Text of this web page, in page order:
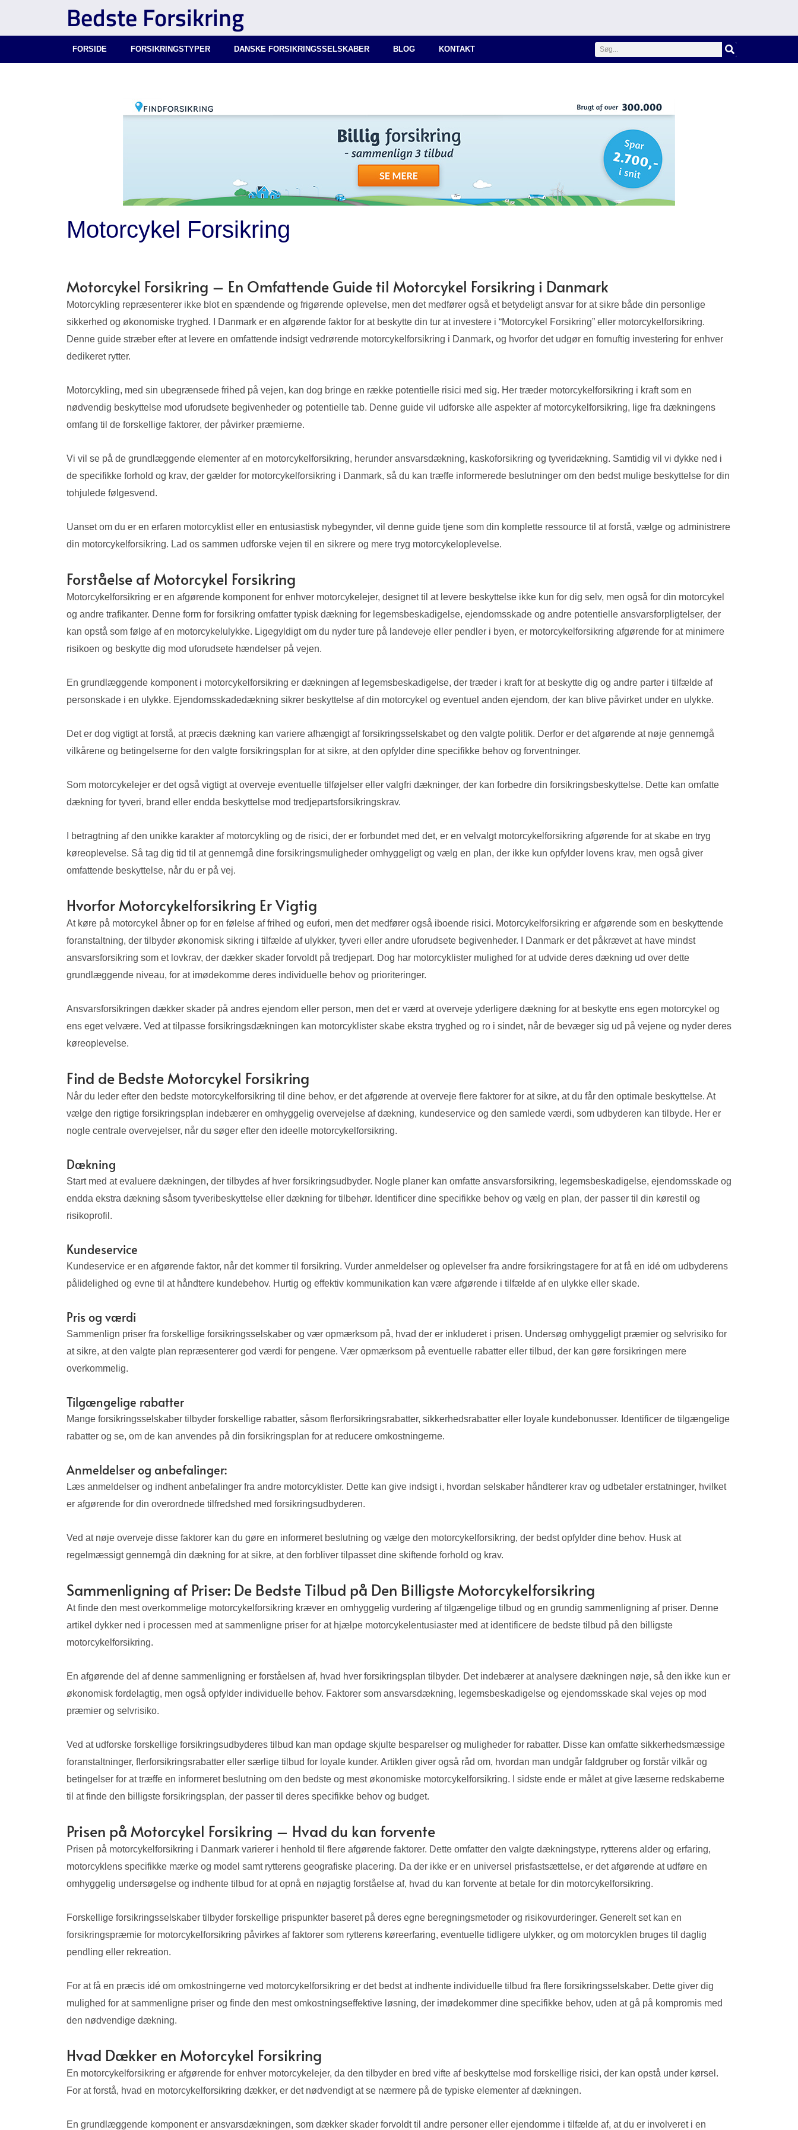
Bedste Forsikring
FORSIDE FORSIKRINGSTYPER DANSKE FORSIKRINGSSELSKABER BLOG KONTAKT
Motorcykel Forsikring
Motorcykel Forsikring – En Omfattende Guide til Motorcykel Forsikring i Danmark
Motorcykling repræsenterer ikke blot en spændende og frigørende oplevelse, men det medfører også et betydeligt ansvar for at sikre både din personlige
sikkerhed og økonomiske tryghed. I Danmark er en afgørende faktor for at beskytte din tur at investere i “Motorcykel Forsikring” eller motorcykelforsikring.
Denne guide stræber efter at levere en omfattende indsigt vedrørende motorcykelforsikring i Danmark, og hvorfor det udgør en fornuftig investering for enhver
dedikeret rytter.
Motorcykling, med sin ubegrænsede frihed på vejen, kan dog bringe en række potentielle risici med sig. Her træder motorcykelforsikring i kraft som en
nødvendig beskyttelse mod uforudsete begivenheder og potentielle tab. Denne guide vil udforske alle aspekter af motorcykelforsikring, lige fra dækningens
omfang til de forskellige faktorer, der påvirker præmierne.
Vi vil se på de grundlæggende elementer af en motorcykelforsikring, herunder ansvarsdækning, kaskoforsikring og tyveridækning. Samtidig vil vi dykke ned i
de specifikke forhold og krav, der gælder for motorcykelforsikring i Danmark, så du kan træffe informerede beslutninger om den bedst mulige beskyttelse for din
tohjulede følgesvend.
Uanset om du er en erfaren motorcyklist eller en entusiastisk nybegynder, vil denne guide tjene som din komplette ressource til at forstå, vælge og administrere
din motorcykelforsikring. Lad os sammen udforske vejen til en sikrere og mere tryg motorcykeloplevelse.
Forståelse af Motorcykel Forsikring
Motorcykelforsikring er en afgørende komponent for enhver motorcykelejer, designet til at levere beskyttelse ikke kun for dig selv, men også for din motorcykel
og andre trafikanter. Denne form for forsikring omfatter typisk dækning for legemsbeskadigelse, ejendomsskade og andre potentielle ansvarsforpligtelser, der
kan opstå som følge af en motorcykelulykke. Ligegyldigt om du nyder ture på landeveje eller pendler i byen, er motorcykelforsikring afgørende for at minimere
risikoen og beskytte dig mod uforudsete hændelser på vejen.
En grundlæggende komponent i motorcykelforsikring er dækningen af legemsbeskadigelse, der træder i kraft for at beskytte dig og andre parter i tilfælde af
personskade i en ulykke. Ejendomsskadedækning sikrer beskyttelse af din motorcykel og eventuel anden ejendom, der kan blive påvirket under en ulykke.
Det er dog vigtigt at forstå, at præcis dækning kan variere afhængigt af forsikringsselskabet og den valgte politik. Derfor er det afgørende at nøje gennemgå
vilkårene og betingelserne for den valgte forsikringsplan for at sikre, at den opfylder dine specifikke behov og forventninger.
Som motorcykelejer er det også vigtigt at overveje eventuelle tilføjelser eller valgfri dækninger, der kan forbedre din forsikringsbeskyttelse. Dette kan omfatte
dækning for tyveri, brand eller endda beskyttelse mod tredjepartsforsikringskrav.
I betragtning af den unikke karakter af motorcykling og de risici, der er forbundet med det, er en velvalgt motorcykelforsikring afgørende for at skabe en tryg
køreoplevelse. Så tag dig tid til at gennemgå dine forsikringsmuligheder omhyggeligt og vælg en plan, der ikke kun opfylder lovens krav, men også giver
omfattende beskyttelse, når du er på vej.
Hvorfor Motorcykelforsikring Er Vigtig
At køre på motorcykel åbner op for en følelse af frihed og eufori, men det medfører også iboende risici. Motorcykelforsikring er afgørende som en beskyttende
foranstaltning, der tilbyder økonomisk sikring i tilfælde af ulykker, tyveri eller andre uforudsete begivenheder. I Danmark er det påkrævet at have mindst
ansvarsforsikring som et lovkrav, der dækker skader forvoldt på tredjepart. Dog har motorcyklister mulighed for at udvide deres dækning ud over dette
grundlæggende niveau, for at imødekomme deres individuelle behov og prioriteringer.
Ansvarsforsikringen dækker skader på andres ejendom eller person, men det er værd at overveje yderligere dækning for at beskytte ens egen motorcykel og
ens eget velvære. Ved at tilpasse forsikringsdækningen kan motorcyklister skabe ekstra tryghed og ro i sindet, når de bevæger sig ud på vejene og nyder deres
køreoplevelse.
Find de Bedste Motorcykel Forsikring
Når du leder efter den bedste motorcykelforsikring til dine behov, er det afgørende at overveje flere faktorer for at sikre, at du får den optimale beskyttelse. At
vælge den rigtige forsikringsplan indebærer en omhyggelig overvejelse af dækning, kundeservice og den samlede værdi, som udbyderen kan tilbyde. Her er
nogle centrale overvejelser, når du søger efter den ideelle motorcykelforsikring.
Dækning
Start med at evaluere dækningen, der tilbydes af hver forsikringsudbyder. Nogle planer kan omfatte ansvarsforsikring, legemsbeskadigelse, ejendomsskade og
endda ekstra dækning såsom tyveribeskyttelse eller dækning for tilbehør. Identificer dine specifikke behov og vælg en plan, der passer til din kørestil og
risikoprofil.
Kundeservice
Kundeservice er en afgørende faktor, når det kommer til forsikring. Vurder anmeldelser og oplevelser fra andre forsikringstagere for at få en idé om udbyderens
pålidelighed og evne til at håndtere kundebehov. Hurtig og effektiv kommunikation kan være afgørende i tilfælde af en ulykke eller skade.
Pris og værdi
Sammenlign priser fra forskellige forsikringsselskaber og vær opmærksom på, hvad der er inkluderet i prisen. Undersøg omhyggeligt præmier og selvrisiko for
at sikre, at den valgte plan repræsenterer god værdi for pengene. Vær opmærksom på eventuelle rabatter eller tilbud, der kan gøre forsikringen mere
overkommelig.
Tilgængelige rabatter
Mange forsikringsselskaber tilbyder forskellige rabatter, såsom flerforsikringsrabatter, sikkerhedsrabatter eller loyale kundebonusser. Identificer de tilgængelige
rabatter og se, om de kan anvendes på din forsikringsplan for at reducere omkostningerne.
Anmeldelser og anbefalinger:
Læs anmeldelser og indhent anbefalinger fra andre motorcyklister. Dette kan give indsigt i, hvordan selskaber håndterer krav og udbetaler erstatninger, hvilket
er afgørende for din overordnede tilfredshed med forsikringsudbyderen.
Ved at nøje overveje disse faktorer kan du gøre en informeret beslutning og vælge den motorcykelforsikring, der bedst opfylder dine behov. Husk at
regelmæssigt gennemgå din dækning for at sikre, at den forbliver tilpasset dine skiftende forhold og krav.
Sammenligning af Priser: De Bedste Tilbud på Den Billigste Motorcykelforsikring
At finde den mest overkommelige motorcykelforsikring kræver en omhyggelig vurdering af tilgængelige tilbud og en grundig sammenligning af priser. Denne
artikel dykker ned i processen med at sammenligne priser for at hjælpe motorcykelentusiaster med at identificere de bedste tilbud på den billigste
motorcykelforsikring.
En afgørende del af denne sammenligning er forståelsen af, hvad hver forsikringsplan tilbyder. Det indebærer at analysere dækningen nøje, så den ikke kun er
økonomisk fordelagtig, men også opfylder individuelle behov. Faktorer som ansvarsdækning, legemsbeskadigelse og ejendomsskade skal vejes op mod
præmier og selvrisiko.
Ved at udforske forskellige forsikringsudbyderes tilbud kan man opdage skjulte besparelser og muligheder for rabatter. Disse kan omfatte sikkerhedsmæssige
foranstaltninger, flerforsikringsrabatter eller særlige tilbud for loyale kunder. Artiklen giver også råd om, hvordan man undgår faldgruber og forstår vilkår og
betingelser for at træffe en informeret beslutning om den bedste og mest økonomiske motorcykelforsikring. I sidste ende er målet at give læserne redskaberne
til at finde den billigste forsikringsplan, der passer til deres specifikke behov og budget.
Prisen på Motorcykel Forsikring – Hvad du kan forvente
Prisen på motorcykelforsikring i Danmark varierer i henhold til flere afgørende faktorer. Dette omfatter den valgte dækningstype, rytterens alder og erfaring,
motorcyklens specifikke mærke og model samt rytterens geografiske placering. Da der ikke er en universel prisfastsættelse, er det afgørende at udføre en
omhyggelig undersøgelse og indhente tilbud for at opnå en nøjagtig forståelse af, hvad du kan forvente at betale for din motorcykelforsikring.
Forskellige forsikringsselskaber tilbyder forskellige prispunkter baseret på deres egne beregningsmetoder og risikovurderinger. Generelt set kan en
forsikringspræmie for motorcykelforsikring påvirkes af faktorer som rytterens køreerfaring, eventuelle tidligere ulykker, og om motorcyklen bruges til daglig
pendling eller rekreation.
For at få en præcis idé om omkostningerne ved motorcykelforsikring er det bedst at indhente individuelle tilbud fra flere forsikringsselskaber. Dette giver dig
mulighed for at sammenligne priser og finde den mest omkostningseffektive løsning, der imødekommer dine specifikke behov, uden at gå på kompromis med
den nødvendige dækning.
Hvad Dækker en Motorcykel Forsikring
En motorcykelforsikring er afgørende for enhver motorcykelejer, da den tilbyder en bred vifte af beskyttelse mod forskellige risici, der kan opstå under kørsel.
For at forstå, hvad en motorcykelforsikring dækker, er det nødvendigt at se nærmere på de typiske elementer af dækningen.
En grundlæggende komponent er ansvarsdækningen, som dækker skader forvoldt til andre personer eller ejendomme i tilfælde af, at du er involveret i en